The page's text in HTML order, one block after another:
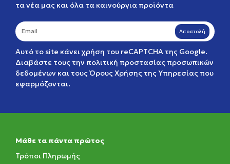
τα νέα μας και όλα τα καινούργια προϊόντα
Αποστολή
Αυτό το site κάνει χρήση του reCAPTCHA της Google.
Διαβάστε τους την πολιτική προστασίας προσωπικών
δεδομένων και τουςΌρους Χρήσης της Υπηρεσίας που
εφαρμόζονται.
Μάθε τα πάντα πρώτος
Τρόποι Πληρωμής